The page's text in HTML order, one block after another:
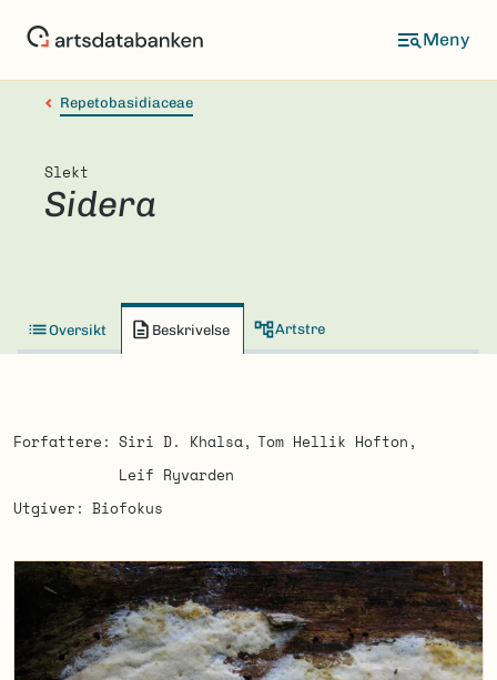
Repetobasidiaceae
Slekt
Sidera
Oversikt Beskrivelse Artstre
Forfattere Siri D. Khalsa
Tom Hellik Hofton
Leif Ryvarden
Utgiver
Biofokus